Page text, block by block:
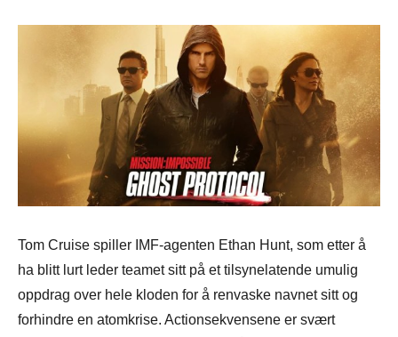
Tom Cruise spiller IMF-agenten Ethan Hunt, som etter å
ha blitt lurt leder teamet sitt på et tilsynelatende umulig
oppdrag over hele kloden for å renvaske navnet sitt og
forhindre en atomkrise. Actionsekvensene er svært